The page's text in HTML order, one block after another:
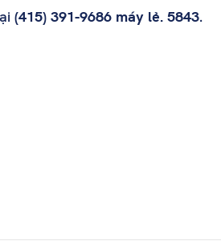
(415) 391-9686 máy lẻ. 5843.